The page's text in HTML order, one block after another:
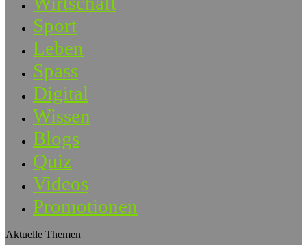
Sport
Leben
Spass
Digital
Wissen
Blogs
Quiz
Videos
Promotionen
Aktuelle Themen